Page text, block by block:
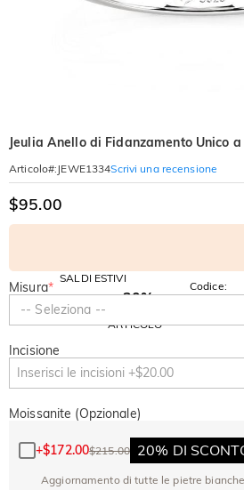
Jeulia Anello di Fidanzamento Unico
Articolo#: JEWE1334Scrivi una recensione
$95.00
SALDI ESTIVI
-10%
SU TUTTO
-30%
ARTICOLO
Codice:
SUMMER
Misura*
-- Seleziona --
Incisione
Moissanite (Opzionale)
+$172.00$215.00 20% DI
Aggiornamento di tutte le pietre